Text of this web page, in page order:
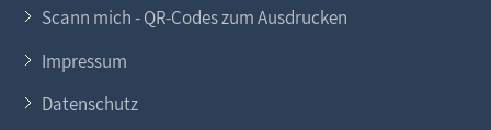
Scann mich - QR-Codes zum Ausdrucken
Impressum
Datenschutz